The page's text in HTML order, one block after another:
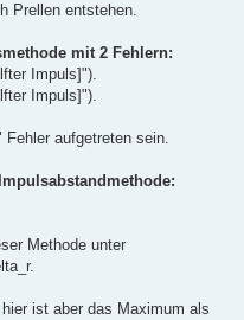
Prellen entstehen.
mit 2 Fehlern:
Impuls]").
Impuls]").
aufgetreten sein.
Methode unter
ist aber das Maximum als